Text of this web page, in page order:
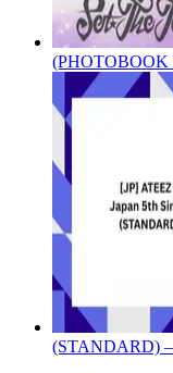
(PHOTOBOOK
(STANDARD)